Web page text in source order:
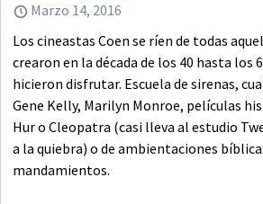
Marzo 14, 2016
Los cineastas Coen se ríen de todas
crearon en la década de los 40 hasta los
hicieron disfrutar. Escuela de sirenas,
Gene Kelly, Marilyn Monroe, películas
Hur o Cleopatra (casi lleva al estudio
a la quiebra) o de ambientaciones
mandamientos.